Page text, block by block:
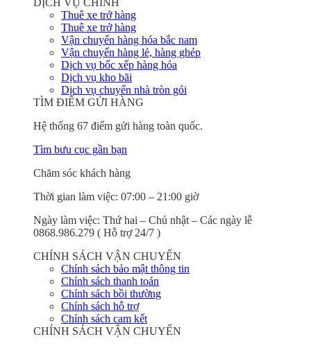
Thuê xe trở hàng
Thuê xe trở hàng
Vận chuyển hàng hóa bắc nam
Vận chuyển hàng lẻ, hàng ghép
Dịch vụ bốc xếp hàng hóa
Dịch vụ kho bãi
Dịch vụ chuyển nhà tròn gói
TÌM ĐIỂM GỬI HÀNG
Hệ thống 67 điểm gửi hàng toàn quốc.
Tìm bưu cục gần bạn
Chăm sóc khách hàng
Thời gian làm việc: 07:00 – 21:00 giờ
Ngày làm việc: Thứ hai – Chủ nhật – Các ngày lễ
0868.986.279 ( Hỗ trợ 24/7 )
CHÍNH SÁCH VẬN CHUYỂN
Chính sách bảo mật thông tin
Chính sách thanh toán
Chính sách bồi thường
Chính sách hỗ trợ
Chính sách cam kết
CHÍNH SÁCH VẬN CHUYỂN